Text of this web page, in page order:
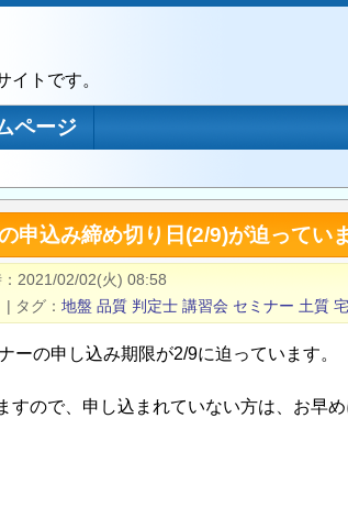
トです。
ページ
申込み締め切り日(2/9)が迫ってい
2021/02/02(火) 08:58
| タグ 地盤 品質 判定士 講習会 セミナー 土質
ーの申し込み期限が2/9に迫っています。
すので、申し込まれていない方は、お早